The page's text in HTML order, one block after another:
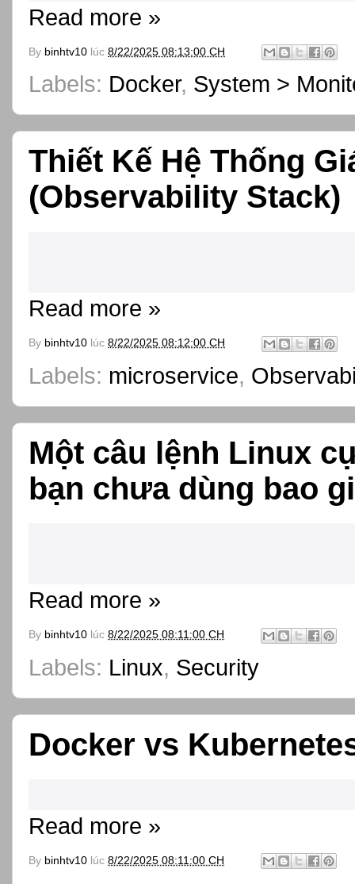
Read more »
By binhtv10 lúc 8/22/2025 08:13:00 CH
Labels: Docker, System >
Thiết Kế Hệ Thống
(Observability Stack)
Read more »
By binhtv10 lúc 8/22/2025 08:12:00 CH
Labels: microservice,
Một câu lệnh Linux
bạn chưa dùng bao
Read more »
By binhtv10 lúc 8/22/2025 08:11:00 CH
Labels: Linux, Security
Docker vs
Read more »
By binhtv10 lúc 8/22/2025 08:11:00 CH